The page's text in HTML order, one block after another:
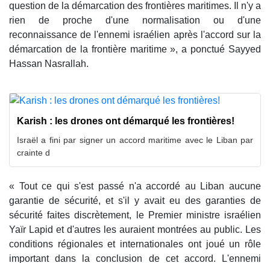
question de la démarcation des frontières maritimes. Il n'y a
rien de proche d'une normalisation ou d'une
reconnaissance de l'ennemi israélien après l'accord sur la
démarcation de la frontière maritime », a ponctué Sayyed
Hassan Nasrallah.
Karish : les drones ont démarqué les frontières!
Israël a fini par signer un accord maritime avec le Liban par
crainte d
« Tout ce qui s'est passé n'a accordé au Liban aucune
garantie de sécurité, et s'il y avait eu des garanties de
sécurité faites discrètement, le Premier ministre israélien
Yaïr Lapid et d'autres les auraient montrées au public. Les
conditions régionales et internationales ont joué un rôle
important dans la conclusion de cet accord. L'ennemi